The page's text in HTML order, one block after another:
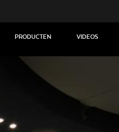
PRODUCTEN VIDEOS